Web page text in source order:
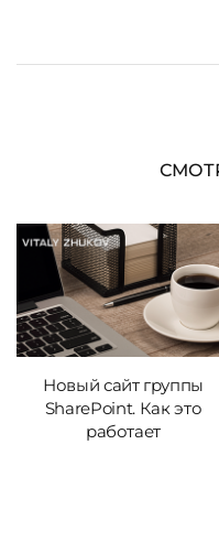
Новый сайт группы
SharePoint. Как это
работает